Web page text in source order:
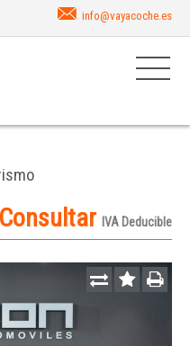
info@vayacoche.es
Consultar IVA Deducible